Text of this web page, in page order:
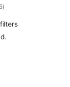
total
ratings
)